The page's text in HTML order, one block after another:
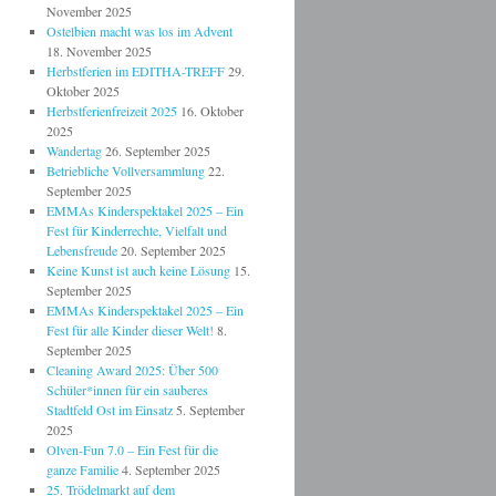
November 2025
Ostelbien macht was los im Advent
18. November 2025
Herbstferien im EDITHA-TREFF 29.
Oktober 2025
Herbstferienfreizeit 2025 16. Oktober
2025
Wandertag 26. September 2025
Betriebliche Vollversammlung 22.
September 2025
EMMAs Kinderspektakel 2025 – Ein
Fest für Kinderrechte, Vielfalt und
Lebensfreude 20. September 2025
Keine Kunst ist auch keine Lösung 15.
September 2025
EMMAs Kinderspektakel 2025 – Ein
Fest für alle Kinder dieser Welt! 8.
September 2025
Cleaning Award 2025: Über 500
Schüler*innen für ein sauberes
Stadtfeld Ost im Einsatz 5. September
2025
Olven-Fun 7.0 – Ein Fest für die
ganze Familie 4. September 2025
25. Trödelmarkt auf dem